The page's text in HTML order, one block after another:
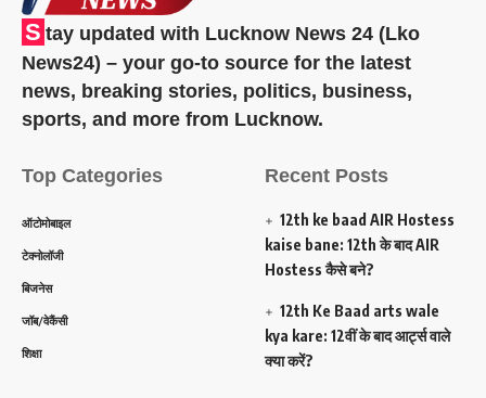
S tay updated with Lucknow News 24 (Lko
News24) – your go-to source for the latest
news, breaking stories, politics, business,
sports, and more from Lucknow.
Top Categories
ऑटोमोबाइल
टेक्नोलॉजी
बिजनेस
जॉब/वेकैंसी
शिक्षा
Recent Posts
12th ke baad AIR Hostess
kaise bane: 12th के बाद AIR
Hostess कैसे बने?
12th Ke Baad arts wale
kya kare: 12वीं के बाद आर्ट्स वाले
क्या करें?